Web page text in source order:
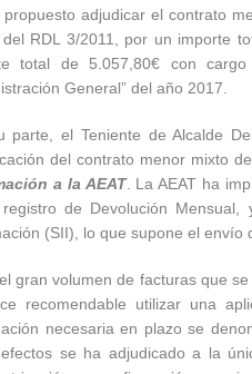
propuesto adjudicar el contrato
del RDL 3/2011, por un importe
total de 5.057,80€ con cargo
General” del año 2017.
parte, el Teniente de Alcalde
del contrato menor mixto
a la AEAT. La AEAT ha
de Devolución Mensual,
(SII), lo que supone el envío
gran volumen de facturas que
recomendable utilizar una
necesaria en plazo se
se ha adjudicado a la